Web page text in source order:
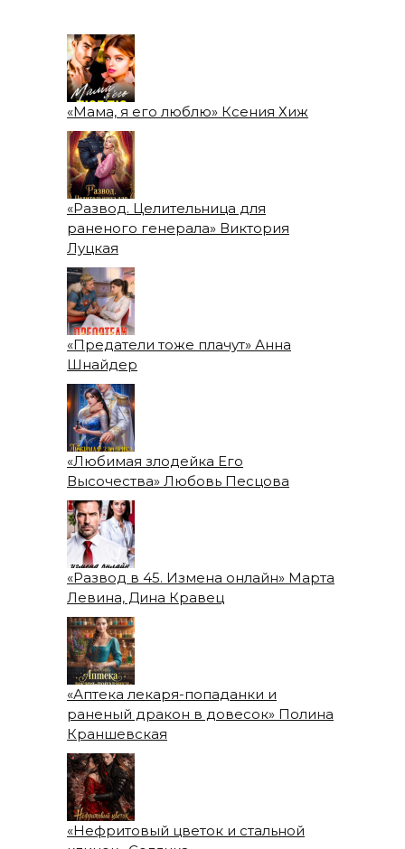
«Мама, я его люблю» Ксения Хиж
«Развод. Целительница для
раненого генерала» Виктория
Луцкая
«Предатели тоже плачут» Анна
Шнайдер
«Любимая злодейка Его
Высочества» Любовь Песцова
«Развод в 45. Измена онлайн» Марта
Левина, Дина Кравец
«Аптека лекаря-попаданки и
раненый дракон в довесок» Полина
Краншевская
«Нефритовый цветок и стальной